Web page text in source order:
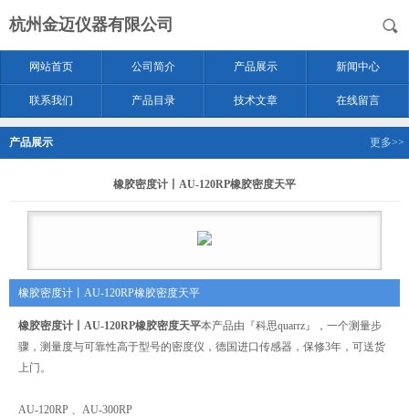
杭州金迈仪器有限公司
网站首页 公司简介 产品展示 新闻中心
联系我们 产品目录 技术文章 在线留言
产品展示 更多>>
橡胶密度计丨AU-120RP橡胶密度天平
橡胶密度计丨AU-120RP橡胶密度天平
橡胶密度计丨AU-120RP橡胶密度天平本产品由『科思quarrz』，一个测量步
骤，测量度与可靠性高于型号的密度仪，德国进口传感器，保修3年，可送货
上门。
AU-120RP 、AU-300RP